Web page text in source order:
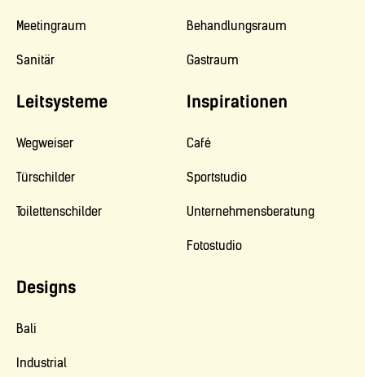
Leitsysteme
Designs
Inspirationen
Meetingraum
Sanitär
Behandlungsraum
Gastraum
Wegweiser
Türschilder
Toilettenschilder
Bali
Industrial
Café
Sportstudio
Unternehmensberatung
Fotostudio